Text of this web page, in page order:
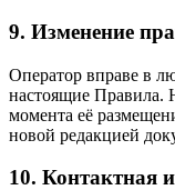
9. Изменение
Оператор вправе в
настоящие Правила.
момента её
новой редакцией
10. Контактная